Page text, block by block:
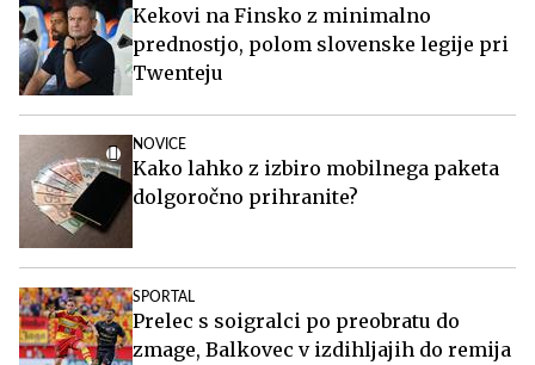
Kekovi na Finsko z minimalno
prednostjo, polom slovenske legije pri
Twenteju
NOVICE
Kako lahko z izbiro mobilnega paketa
dolgoročno prihranite?
SPORTAL
Prelec s soigralci po preobratu do
zmage, Balkovec v izdihljajih do remija